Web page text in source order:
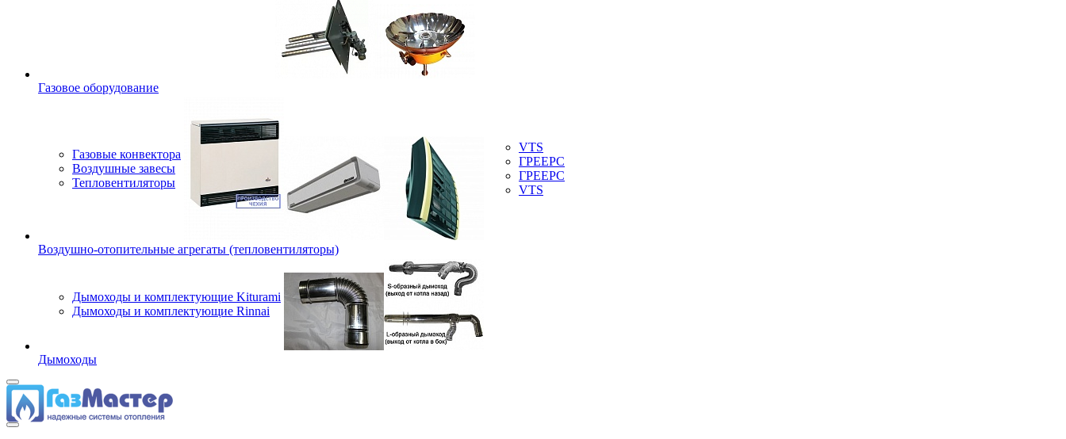
Газовое оборудование
Газовые конвектора
Воздушные завесы
Тепловентиляторы
VTS
ГРЕЕРС
ГРЕЕРС
VTS
Воздушно-отопительные агрегаты (тепловентиляторы)
Дымоходы и комплектующие Kiturami
Дымоходы и комплектующие Rinnai
Дымоходы